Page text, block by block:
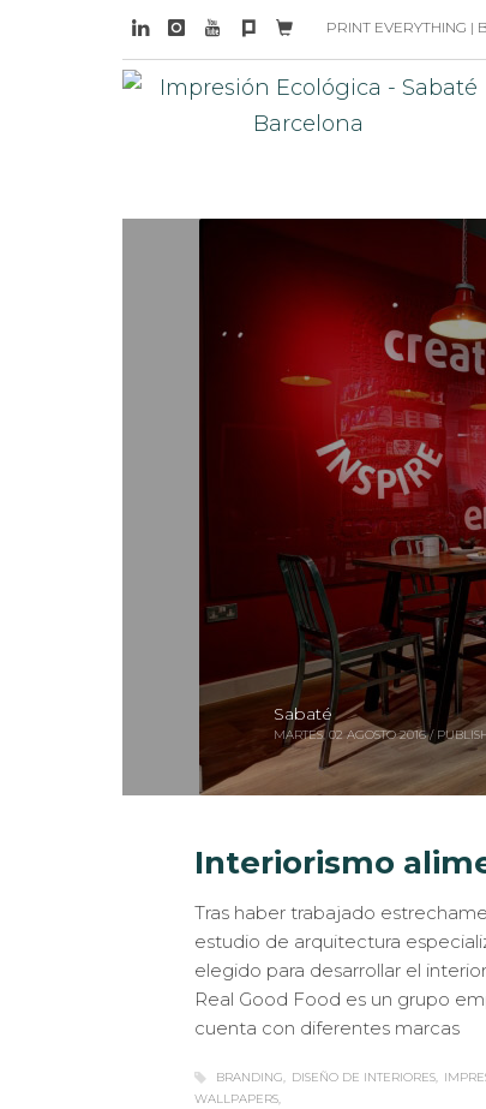
PRINT EVERYTHING |
Sabaté
MARTES, 02 AGOSTO 2016 /
Interiorismo
Tras haber trabajado
estudio de arquitectura
elegido para desarrollar el
Real Good Food es un grupo
cuenta con diferentes marcas
BRANDING DISEÑO DE INTERIORES
WALLPAPERS